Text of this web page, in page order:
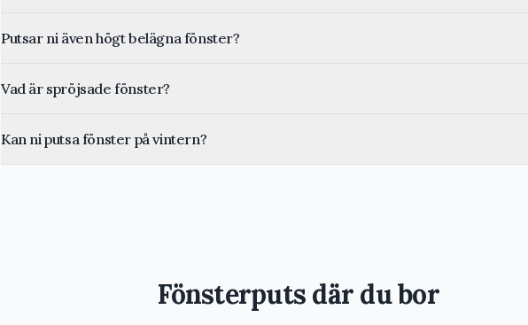
Putsar ni även högt belägna fönster?
Vad är spröjsade fönster?
Kan ni putsa fönster på vintern?
Fönsterputs där du bor